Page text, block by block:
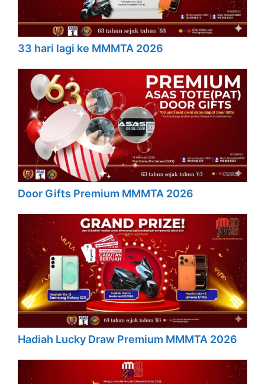
33 hari lagi ke MMMTA 2026
Door Gifts Premium MMMTA 2026
Hadiah Lucky Draw Premium MMMTA 2026